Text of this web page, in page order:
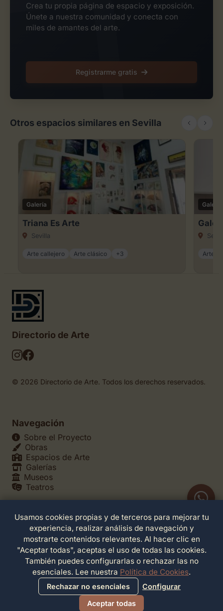
Crea tu propia página de espacio y exposición.
Únete a nuestra comunidad y conecta con
miles de amantes del arte.
Registrarme gratis
Otros espacios similares en Sevilla
Galería
Triana Es Arte
Sevilla
Arte callejero Arte clásico +3
Galería
Arte
Directorio de Arte
© 2026 Directorio de Arte. Todos los derechos reservados.
Navegación
Sobre el Proyecto
Obras
Espacios de Arte
Galerías
Museos
Teatros
Legales
Política de Privacidad
Política de Cookies
Configuración de Cookies
Términos de Servicio
Contacto
Usamos cookies propias y de terceros para mejorar tu
experiencia, realizar análisis de navegación y
mostrarte contenidos relevantes. Al hacer clic en
"Aceptar todas", aceptas el uso de todas las cookies.
También puedes configurarlas o rechazar las no
esenciales. Lee nuestra Política de Cookies.
Rechazar no esenciales
Configurar
Aceptar todas